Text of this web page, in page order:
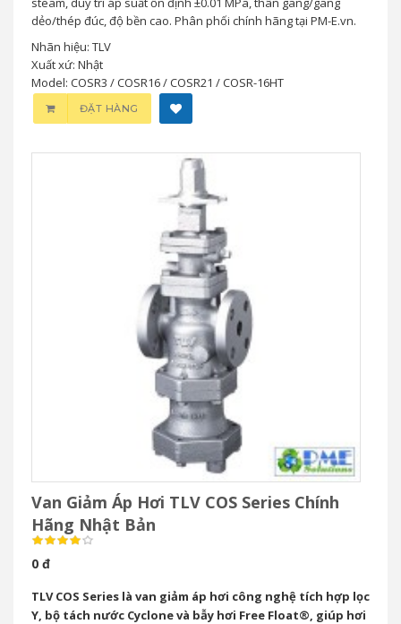
dẻo/thép đúc, độ bền cao. Phân phối chính hãng tại PM-E.vn.
Nhãn hiệu: TLV
Xuất xứ: Nhật
Model: COSR3 / COSR16 / COSR21 / COSR-16HT
ĐẶT HÀNG
Van Giảm Áp Hơi TLV COS Series Chính
Hãng Nhật Bản
0 đ
TLV COS Series là van giảm áp hơi công nghệ tích hợp lọc
Y, bộ tách nước Cyclone và bẫy hơi Free Float®, giúp hơi